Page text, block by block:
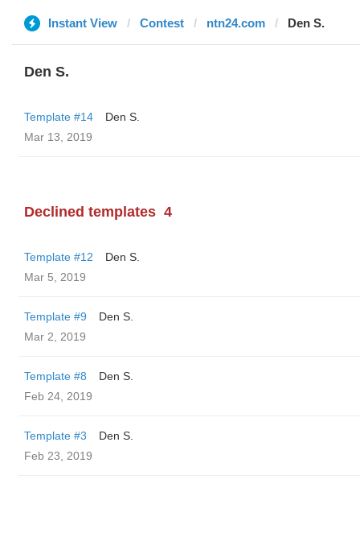
Instant View Contest ntn24.com Den S.
Den S.
Template #14
Den S.
Mar 13, 2019
Declined templates 4
Template #12
Den S.
Mar 5, 2019
Template #9
Den S.
Mar 2, 2019
Template #8
Den S.
Feb 24, 2019
Template #3
Den S.
Feb 23, 2019